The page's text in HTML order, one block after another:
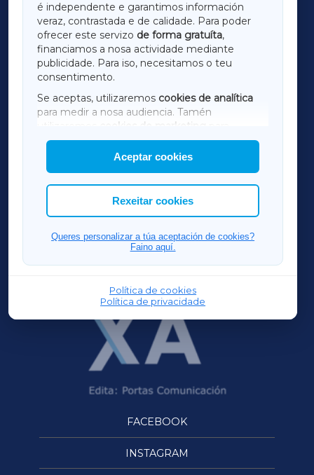
é independente e garantimos información
veraz, contrastada e de calidade. Para poder
ofrecer este servizo de forma gratuíta,
financiamos a nosa actividade mediante
publicidade. Para iso, necesitamos o teu
consentimento.
Se aceptas, utilizaremos cookies de analítica
para medir a nosa audiencia. Tamén
utilizaremos
cookies de marketing
mostrar publicidade de terceiros.
Así mesmo, podes personalizar a elección das
cookies que desexas permitir.
Aceptar cookies
Rexeitar cookies
Queres personalizar a túa aceptación de cookies?
Faino aquí.
Política de cookies
Política de privacidade
LUGOXA
TERRACHAXA
AMARIÑAXA
RIBEIRASACRAXA
ACORUÑAXA
FERROLXA
OURENSEXA
FACEBOOK
INSTAGRAM